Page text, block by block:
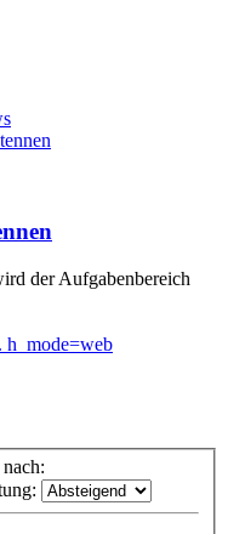
der Aufgabenbereich
h_mode=web